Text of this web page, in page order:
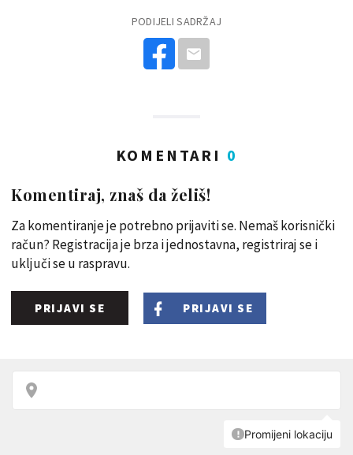
PODIJELI SADRŽAJ
KOMENTARI 0
Komentiraj, znaš da želiš!
Za komentiranje je potrebno prijaviti se. Nemaš korisnički
račun? Registracija je brza i jednostavna, registriraj se i
uključi se u raspravu.
PRIJAVI SE PRIJAVI SE